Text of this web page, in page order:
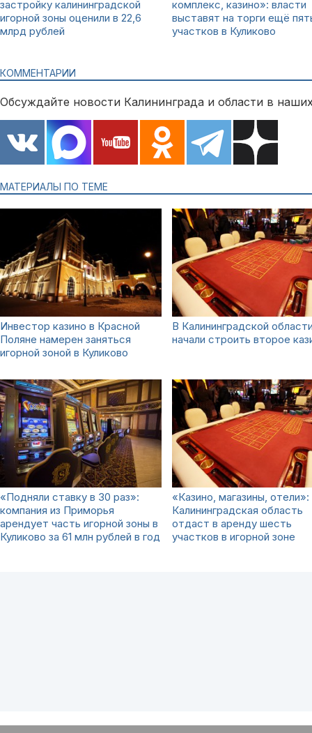
застройку калининградской
игорной зоны оценили в 22,6
млрд рублей
комплекс, казино»: власти
выставят на торги ещё
участков в Куликово
КОММЕНТАРИИ
Обсуждайте новости Калининграда и области в
МАТЕРИАЛЫ ПО ТЕМЕ
Инвестор казино в Красной
Поляне намерен заняться
игорной зоной в Куликово
В Калининградской
начали строить второе
«Подняли ставку в 30 раз»:
компания из Приморья
арендует часть игорной зоны в
Куликово за 61 млн рублей в год
«Казино, магазины, отели»:
Калининградская область
отдаст в аренду шесть
участков в игорной зоне